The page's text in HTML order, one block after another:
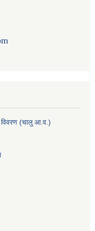
विवरण (चालु आ.व.)